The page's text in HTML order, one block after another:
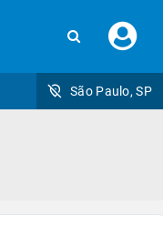
seu
São Paulo, SP